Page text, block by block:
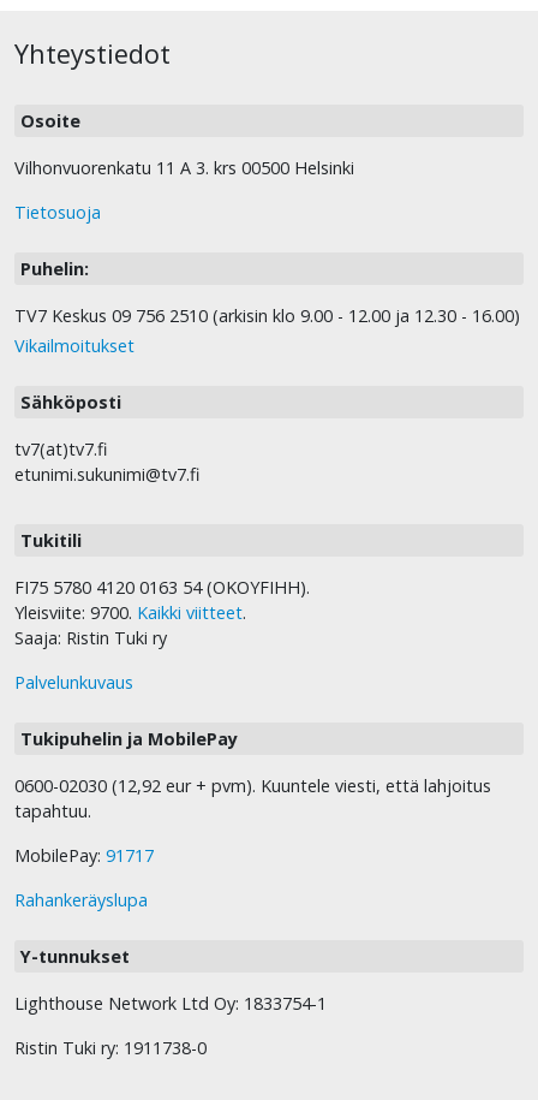
Yhteystiedot
Osoite
Vilhonvuorenkatu 11 A 3. krs 00500 Helsinki
Tietosuoja
Puhelin:
TV7 Keskus 09 756 2510 (arkisin klo 9.00 - 12.00 ja 12.30 - 16.00)
Vikailmoitukset
Sähköposti
tv7(at)tv7.fi
etunimi.sukunimi@tv7.fi
Tukitili
FI75 5780 4120 0163 54 (OKOYFIHH).
Yleisviite: 9700. Kaikki viitteet.
Saaja: Ristin Tuki ry
Palvelunkuvaus
Tukipuhelin ja MobilePay
0600-02030 (12,92 eur + pvm). Kuuntele viesti, että lahjoitus
tapahtuu.
MobilePay: 91717
Rahankeräyslupa
Y-tunnukset
Lighthouse Network Ltd Oy: 1833754-1
Ristin Tuki ry: 1911738-0